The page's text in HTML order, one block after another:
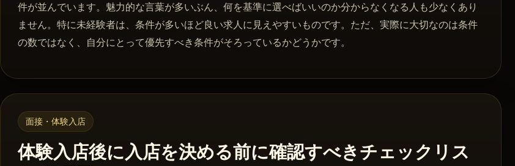
件が並んでいます。魅力的な言葉が多いぶん、何を基準に選べばいいのか分からなくなる人も少なくあり
ません。特に未経験者は、条件が多いほど良い求人に見えやすいものです。ただ、実際に大切なのは条件
の数ではなく、自分にとって優先すべき条件がそろっているかどうかです。
面接・体験入店
体験入店後に入店を決める前に確認すべきチェックリス